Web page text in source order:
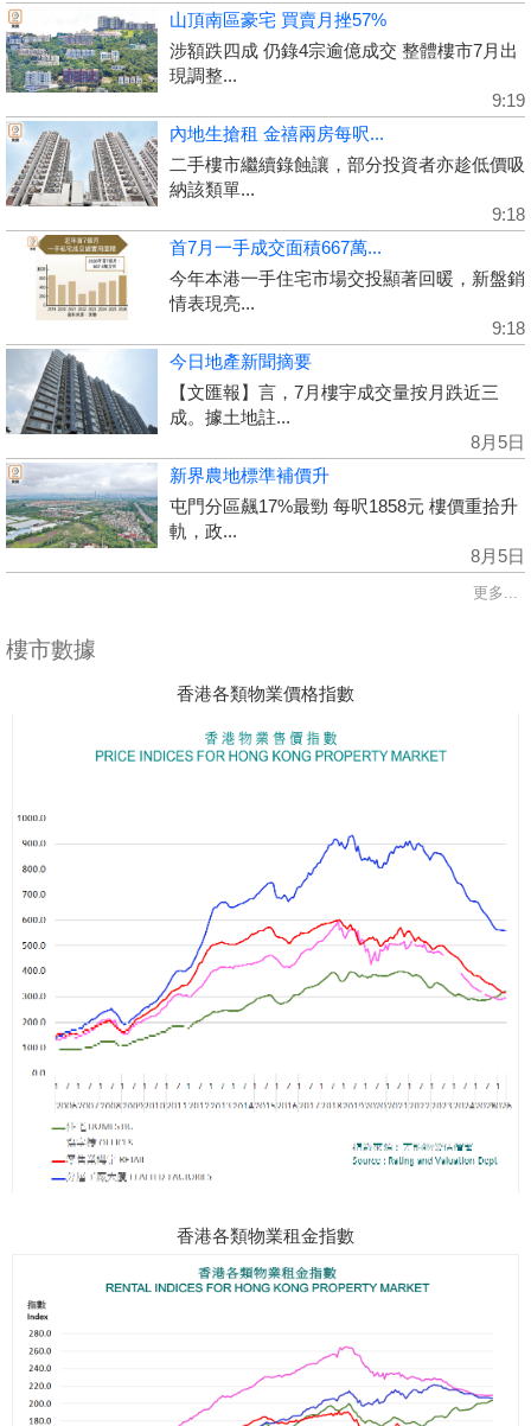
山頂南區豪宅 買賣月挫57%
涉額跌四成 仍錄4宗逾億成交 整體樓市7月出
現調整...
9:19
內地生搶租 金禧兩房每呎...
二手樓市繼續錄蝕讓，部分投資者亦趁低價吸
納該類單...
9:18
首7月一手成交面積667萬...
今年本港一手住宅市場交投顯著回暖，新盤銷
情表現亮...
9:18
今日地產新聞摘要
【文匯報】言，7月樓宇成交量按月跌近三
成。據土地註...
8月5日
新界農地標準補價升
屯門分區飆17%最勁 每呎1858元 樓價重拾升
軌，政...
8月5日
更多...
樓市數據
香港各類物業價格指數
香港各類物業租金指數